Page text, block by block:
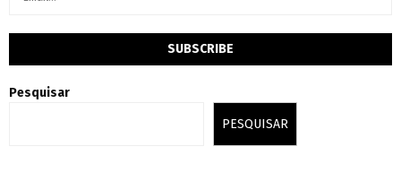
Pesquisar
PESQUISAR